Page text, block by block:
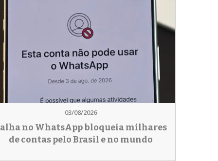
03/08/2026
no WhatsApp bloqueia milhares
de contas pelo Brasil e no mundo